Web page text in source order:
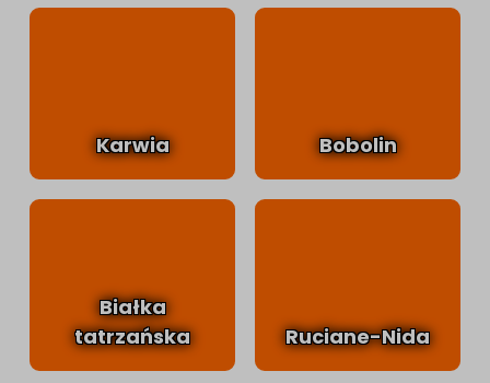
Karwia Bobolin
Białka
tatrzańska
Ruciane-Nida